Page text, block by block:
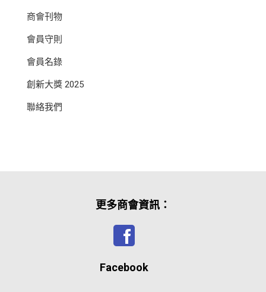
商會刊物
會員守則
會員名錄
創新大獎 2025
聯絡我們
更多商會資訊：
Facebook